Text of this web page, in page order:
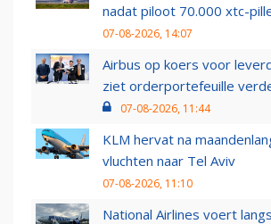
nadat piloot 70.000 xtc-
07-08-2026, 14:07
Airbus op koers voor
ziet orderportefeuille
07-08-2026, 11:44
KLM hervat na
vluchten naar Tel Aviv
07-08-2026, 11:10
National Airlines voert